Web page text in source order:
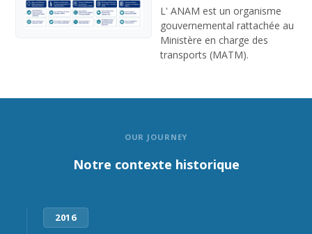
L' ANAM est un organisme
gouvernemental rattachée au
Ministère en charge des
transports (MATM).
OUR JOURNEY
Notre contexte historique
2016